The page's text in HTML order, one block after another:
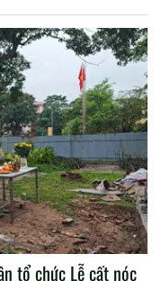
tổ chức Lễ cất nóc